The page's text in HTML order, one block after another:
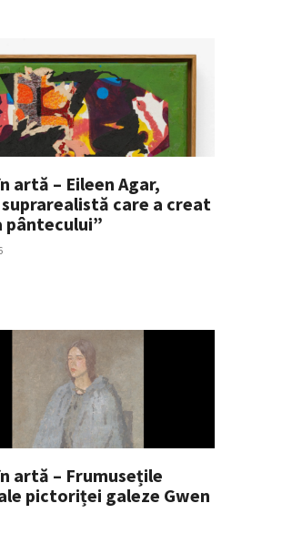
artă – Eileen Agar,
care a creat
pântecului”
artă – Frumusețile
pictoriței galeze Gwen